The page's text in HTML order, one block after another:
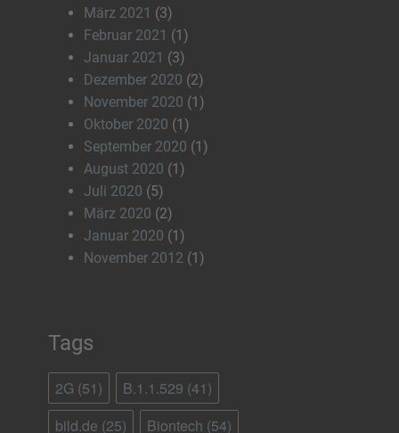
März 2021 (3)
Februar 2021 (1)
Januar 2021 (3)
Dezember 2020 (2)
November 2020 (1)
Oktober 2020 (1)
September 2020 (1)
August 2020 (1)
Juli 2020 (5)
März 2020 (2)
Januar 2020 (1)
November 2012 (1)
Tags
2G (51) B.1.1.529 (41)
bild.de (25) Biontech (54)